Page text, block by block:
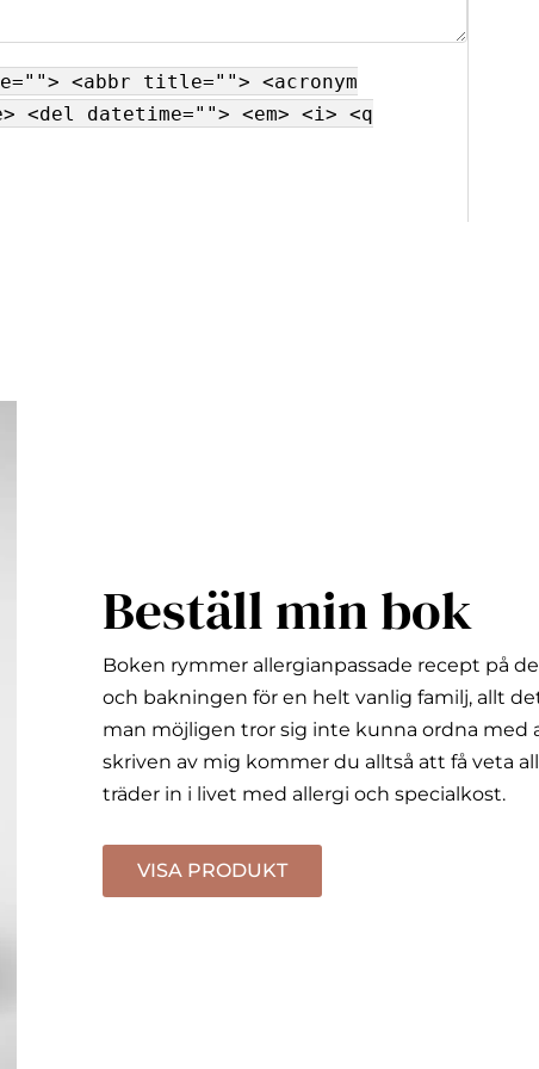
<abbr title=""> <acronym
datetime=""> <em> <i> <q
Beställ min bok
Boken rymmer allergianpassade recept på
och bakningen för en helt vanlig familj, allt
man möjligen tror sig inte kunna ordna med
skriven av mig kommer du alltså att få veta
träder in i livet med allergi och specialkost.
VISA PRODUKT